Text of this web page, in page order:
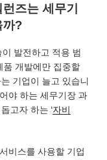
즈는 세무기
까?
발전하고 적용 범
품 개발에만 집중할
기업이 늘고 있습니
야 하는 세무기장 과
고자 하는 ‘자비
비스를 사용할 기업